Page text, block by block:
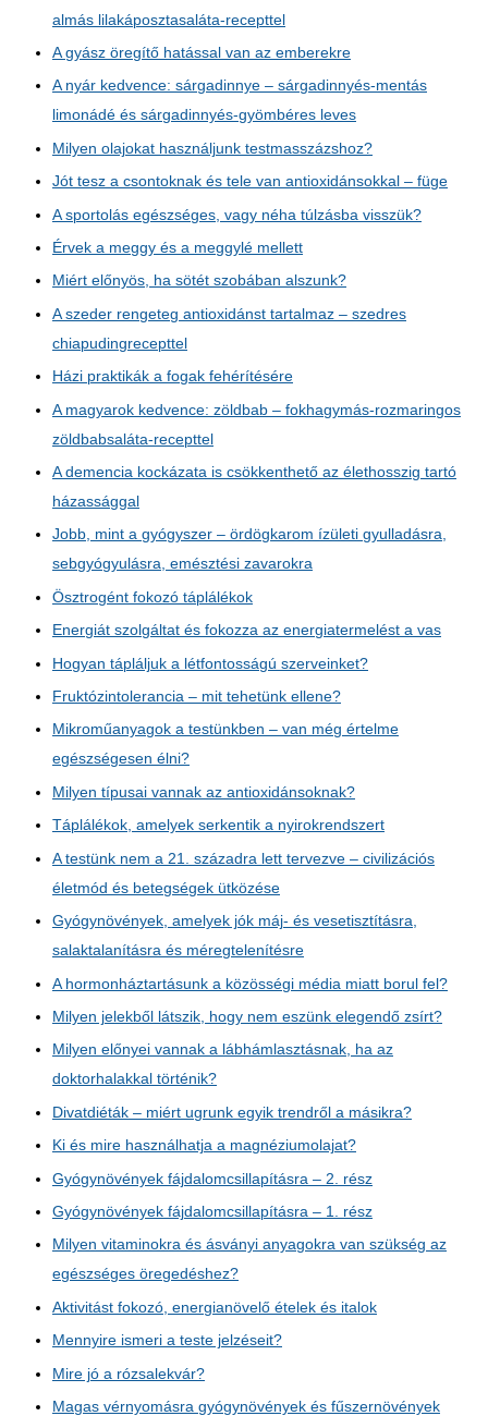
almás lilakáposztasaláta-recepttel
A gyász öregítő hatással van az emberekre
A nyár kedvence: sárgadinnye – sárgadinnyés-mentás
limonádé és sárgadinnyés-gyömbéres leves
Milyen olajokat használjunk testmasszázshoz?
Jót tesz a csontoknak és tele van antioxidánsokkal – füge
A sportolás egészséges, vagy néha túlzásba visszük?
Érvek a meggy és a meggylé mellett
Miért előnyös, ha sötét szobában alszunk?
A szeder rengeteg antioxidánst tartalmaz – szedres
chiapudingrecepttel
Házi praktikák a fogak fehérítésére
A magyarok kedvence: zöldbab – fokhagymás-rozmaringos
zöldbabsaláta-recepttel
A demencia kockázata is csökkenthető az élethosszig tartó
házassággal
Jobb, mint a gyógyszer – ördögkarom ízületi gyulladásra,
sebgyógyulásra, emésztési zavarokra
Ösztrogént fokozó táplálékok
Energiát szolgáltat és fokozza az energiatermelést a vas
Hogyan tápláljuk a létfontosságú szerveinket?
Fruktózintolerancia – mit tehetünk ellene?
Mikroműanyagok a testünkben – van még értelme
egészségesen élni?
Milyen típusai vannak az antioxidánsoknak?
Táplálékok, amelyek serkentik a nyirokrendszert
A testünk nem a 21. századra lett tervezve – civilizációs
életmód és betegségek ütközése
Gyógynövények, amelyek jók máj- és vesetisztításra,
salaktalanításra és méregtelenítésre
A hormonháztartásunk a közösségi média miatt borul fel?
Milyen jelekből látszik, hogy nem eszünk elegendő zsírt?
Milyen előnyei vannak a lábhámlasztásnak, ha az
doktorhalakkal történik?
Divatdiéták – miért ugrunk egyik trendről a másikra?
Ki és mire használhatja a magnéziumolajat?
Gyógynövények fájdalomcsillapításra – 2. rész
Gyógynövények fájdalomcsillapításra – 1. rész
Milyen vitaminokra és ásványi anyagokra van szükség az
egészséges öregedéshez?
Aktivitást fokozó, energianövelő ételek és italok
Mennyire ismeri a teste jelzéseit?
Mire jó a rózsalekvár?
Magas vérnyomásra gyógynövények és fűszernövények